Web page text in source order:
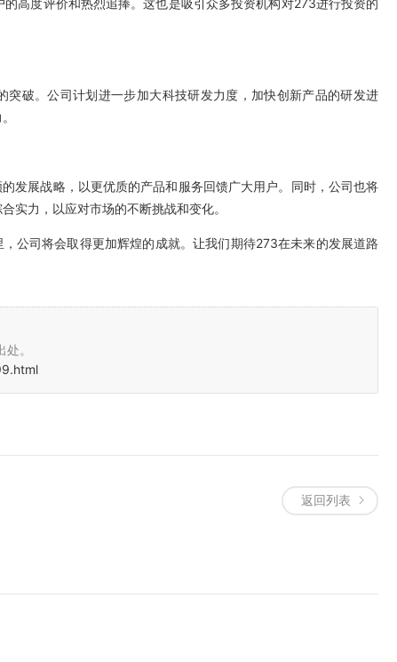
高度评价和热烈追捧。这也是吸引众多投资机构对273进行投资的
破。公司计划进一步加大科技研发力度，加快创新产品的研发进
发展战略，以更优质的产品和服务回馈广大用户。同时，公司也将
实力，以应对市场的不断挑战和变化。
公司将会取得更加辉煌的成就。让我们期待273在未来的发展道路
。
返回列表